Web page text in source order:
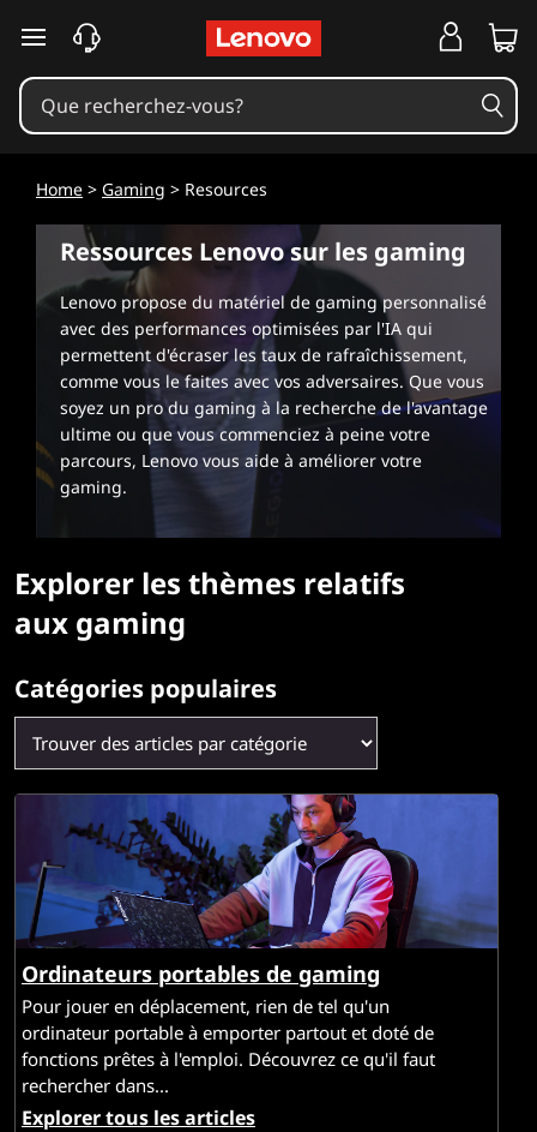
R
e
e
n
o
o
o
u
passer au contenu principal
Home > Gaming > Resources
Ressources Lenovo sur les gaming
Lenovo propose du matériel de gaming personnalisé
avec des performances optimisées par l'IA qui
permettent d'écraser les taux de rafraîchissement,
comme vous le faites avec vos adversaires. Que vous
soyez un pro du gaming à la recherche de l'avantage
ultime ou que vous commenciez à peine votre
parcours, Lenovo vous aide à améliorer votre
gaming.
Explorer les thèmes relatifs
aux gaming
Catégories populaires
Ordinateurs portables de gaming
Pour jouer en déplacement, rien de tel qu'un
ordinateur portable à emporter partout et doté de
fonctions prêtes à l'emploi. Découvrez ce qu'il faut
rechercher dans...
Explorer tous les articles